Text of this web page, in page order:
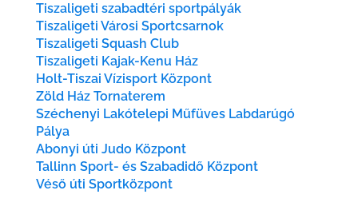
Tiszaligeti szabadtéri sportpályák
Tiszaligeti Városi Sportcsarnok
Tiszaligeti Squash Club
Tiszaligeti Kajak-Kenu Ház
Holt-Tiszai Vízisport Központ
Zöld Ház Tornaterem
Széchenyi Lakótelepi Műfüves Labdarúgó
Pálya
Abonyi úti Judo Központ
Tallinn Sport- és Szabadidő Központ
Véső úti Sportközpont